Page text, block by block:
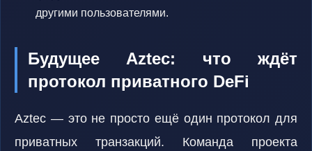
другими пользователями.
Будущее Aztec: что ждёт
протокол приватного DeFi
Aztec — это не просто ещё один протокол для
приватных транзакций. Команда проекта